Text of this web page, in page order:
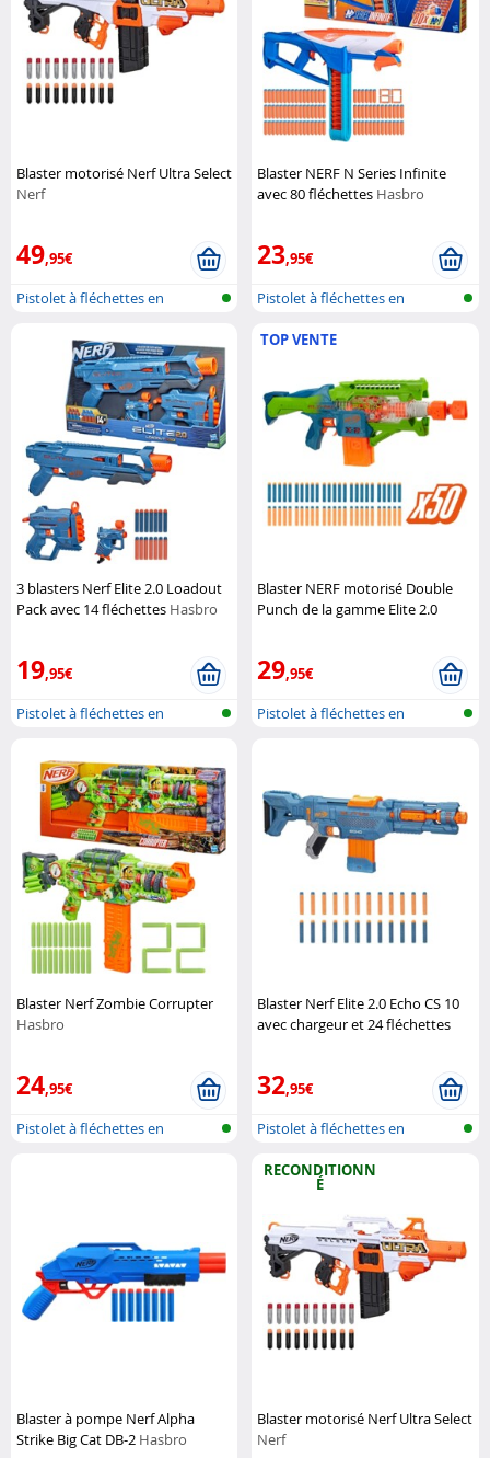
Blaster motorisé Nerf Ultra Select
Nerf
49,95€
Pistolet à fléchettes en
Blaster NERF N Series Infinite
avec 80 fléchettes Hasbro
23,95€
Pistolet à fléchettes en
3 blasters Nerf Elite 2.0 Loadout
Pack avec 14 fléchettes Hasbro
19,95€
Pistolet à fléchettes en
TOP VENTE
Blaster NERF motorisé Double
Punch de la gamme Elite 2.0
29,95€
Pistolet à fléchettes en
Blaster Nerf Zombie Corrupter
Hasbro
24,95€
Pistolet à fléchettes en
Blaster Nerf Elite 2.0 Echo CS 10
avec chargeur et 24 fléchettes
32,95€
Pistolet à fléchettes en
Blaster à pompe Nerf Alpha
Strike Big Cat DB-2 Hasbro
RECONDITIONN
É
Blaster motorisé Nerf Ultra Select
Nerf